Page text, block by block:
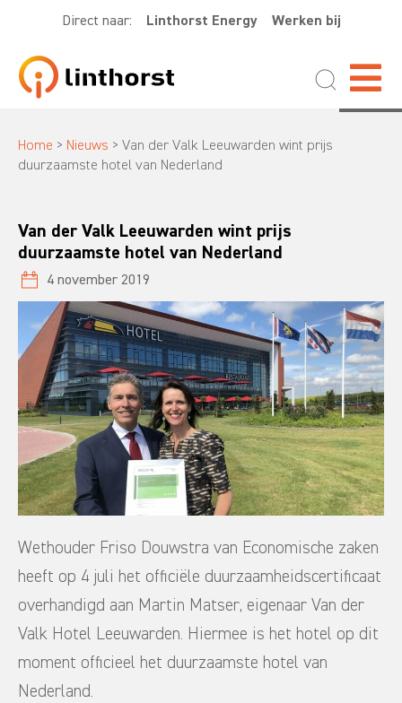
Direct naar: Linthorst Energy Werken bij
Home > Nieuws > Van der Valk Leeuwarden wint prijs
duurzaamste hotel van Nederland
Van der Valk Leeuwarden wint prijs
duurzaamste hotel van Nederland
4 november 2019
Wethouder Friso Douwstra van Economische zaken
heeft op 4 juli het officiële duurzaamheidscertificaat
overhandigd aan Martin Matser, eigenaar Van der
Valk Hotel Leeuwarden. Hiermee is het hotel op dit
moment officieel het duurzaamste hotel van
Nederland.